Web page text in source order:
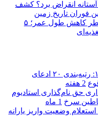
آستانه انقراض برد؟ کشف
فوران تاریخ زمین
مصرف بیش از حد پروتئین و خطر کاهش طول عمر؛ ۵
واقعیت‌سنجی شایعات آیفون ۱۸: رتبه‌بندی ۲۰ ادعای
2 هفته
حق نام‌گذاری استادیوم
سرخ 1 ماه
وضعیت واریز یارانه